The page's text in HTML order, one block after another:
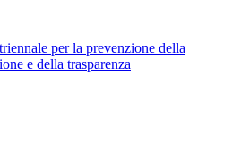
per la prevenzione della
e della trasparenza